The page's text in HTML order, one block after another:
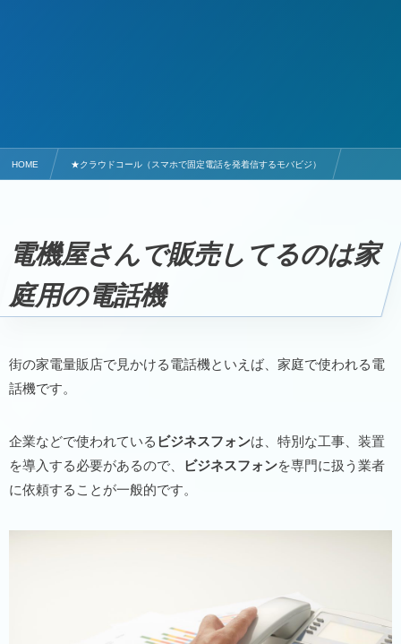
HOME ★クラウドコール（スマホで固定電話を発着信するモバビジ）
電機屋さんで販売してるのは家
庭用の電話機
街の家電量販店で見かける電話機といえば、家庭で使われる電
話機です。
企業などで使われている ビジネスフォンは、特別な工事、装置
を導入する必要があるので、
ビジネスフォンを専門に扱う業者
に依頼することが一般的です。